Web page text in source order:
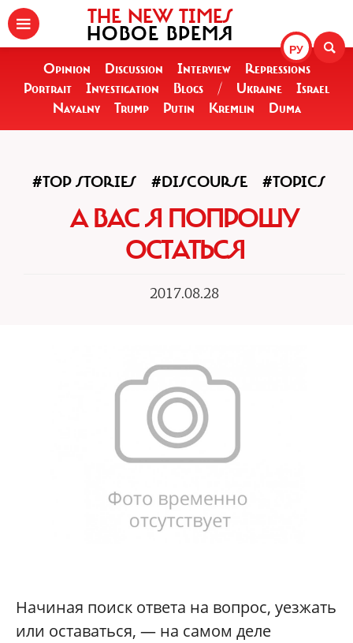
РУ
THE NEW TIMES
НОВОЕ ВРЕМЯ
Opinion Discussion Interview
Repressions
Portrait
Investigation Blogs / Ukraine
Israel
Navalny
Trump Putin Kremlin Duma
#TOP STORIES #DISCOURSE #TOPICS
А ВАС Я ПОПРОШУ
ОСТАТЬСЯ
2017.08.28
Начиная поиск ответа на вопрос, уезжать
или оставаться, — на самом деле